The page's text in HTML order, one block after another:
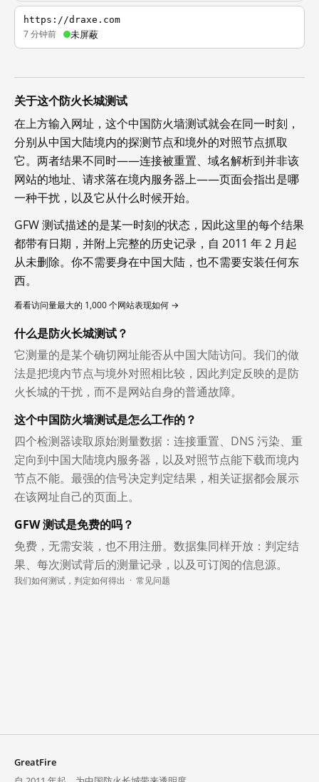
https://draxe.com
7 分钟前 未屏蔽
关于这个防火长城测试
在上方输入网址，这个中国防火墙测试就会在同一时刻，
分别从中国大陆境内的探测节点和境外的对照节点抓取
它。两者结果不同时——连接被重置、域名解析到并非该
网站的地址、请求落在境内服务器上——页面会指出是哪
一种干扰，以及它从什么时候开始。
GFW 测试描述的是某一时刻的状态，因此这里的每个结果
都带有日期，并附上完整的历史记录，自 2011 年 2 月起
从未删除。你不需要身在中国大陆，也不需要安装任何东
西。
看看访问量最大的 1,000 个网站表现如何 →
什么是防火长城测试？
它测量的是某个确切网址能否从中国大陆访问。我们的做
法是把境内节点与境外对照相比较，因此判定反映的是防
火长城的干扰，而不是网站自身的普通故障。
这个中国防火墙测试是怎么工作的？
四个检测器读取原始测量数据：连接重置、DNS 污染、重
定向到中国大陆境内服务器，以及对照节点能下载而境内
节点不能。最强的信号决定判定结果，相关证据都会展示
在该网址自己的页面上。
GFW 测试是免费的吗？
免费，无需安装，也不用注册。数据集同样开放：判定结
果、每次测试背后的测量记录，以及可订阅的信息源。
我们如何测试，判定如何得出 · 常见问题
GreatFire